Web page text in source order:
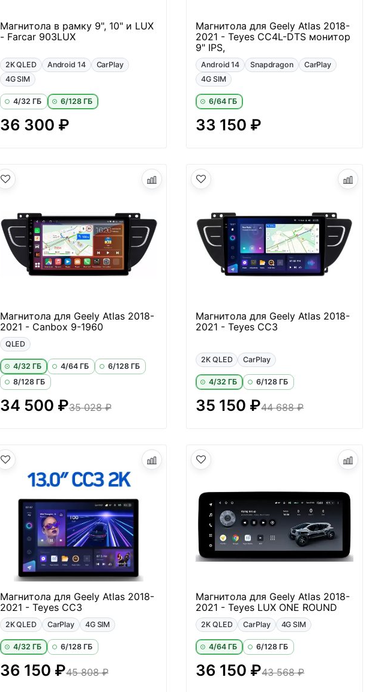
Магнитола в рамку 9", 10" и LUX
- Farcar 903LUX
2K QLED Android 14
CarPlay
4G SIM
4/32 ГБ 6/128 ГБ
36 300 ₽
Магнитола для Geely Atlas 2018-
2021 - Teyes CC4L-DTS монитор
9" IPS,
Android 14 Snapdragon
CarPlay
4G SIM
6/64 ГБ
33 150 ₽
Магнитола для Geely Atlas 2018-
2021 - Canbox 9-1960
QLED
4/32 ГБ 4/64 ГБ
6/128 ГБ
8/128 ГБ
34 500 ₽35 028 ₽
Магнитола для Geely Atlas 2018-
2021 - Teyes CC3
2K QLED CarPlay
4/32 ГБ 6/128 ГБ
35 150 ₽44 688 ₽
Магнитола для Geely Atlas 2018-
2021 - Teyes CC3
2K QLED CarPlay 4G SIM
4/32 ГБ 6/128 ГБ
36 150 ₽45 808 ₽
Магнитола для Geely Atlas 2018-
2021 - Teyes LUX ONE ROUND
2K QLED CarPlay 4G SIM
4/64 ГБ 6/128 ГБ
36 150 ₽43 568 ₽